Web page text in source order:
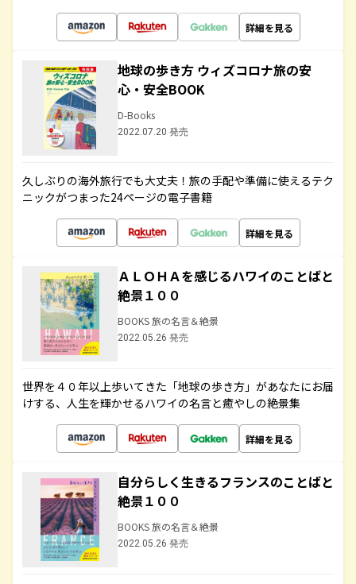
詳細を見る
地球の歩き方 ウィズコロナ旅の安
心・安全BOOK
D-Books
2022.07.20 発売
久しぶりの海外旅行でも大丈夫！旅の手配や準備に使えるテク
ニックがつまった24ページの電子書籍
詳細を見る
ＡＬＯＨＡを感じるハワイのことばと
絶景１００
BOOKS 旅の名言＆絶景
2022.05.26 発売
世界を４０年以上歩いてきた「地球の歩き方」があなたにお届
けする、人生を輝かせるハワイの名言と癒やしの絶景集
詳細を見る
自分らしく生きるフランスのことばと
絶景１００
BOOKS 旅の名言＆絶景
2022.05.26 発売